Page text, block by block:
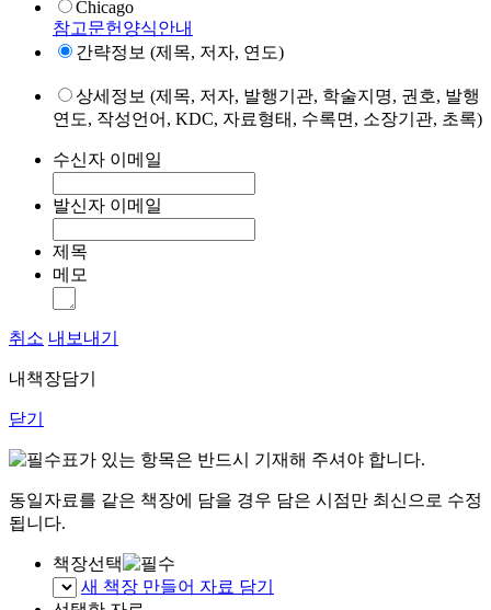
Chicago
참고문헌양식안내
간략정보 (제목, 저자, 연도)
상세정보 (제목, 저자, 발행기관, 학술지명, 권호, 발행
연도, 작성언어, KDC, 자료형태, 수록면, 소장기관, 초록)
수신자 이메일
발신자 이메일
제목
메모
취소 내보내기
내책장담기
닫기
표가 있는 항목은 반드시 기재해 주셔야 합니다.
동일자료를 같은 책장에 담을 경우 담은 시점만 최신으로 수정
됩니다.
책장선택
새 책장 만들어 자료 담기